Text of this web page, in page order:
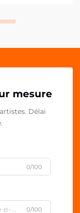
mesure
Délai
0/100
0/100